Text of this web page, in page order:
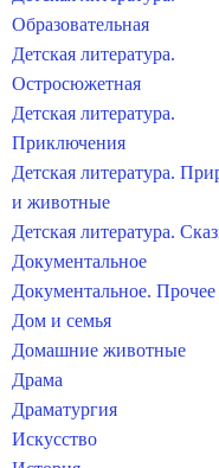
Образовательная
Детская литература.
Остросюжетная
Детская литература.
Приключения
Детская литература.
и животные
Детская литература.
Документальное
Документальное. Прочее
Дом и семья
Домашние животные
Драма
Драматургия
Искусство